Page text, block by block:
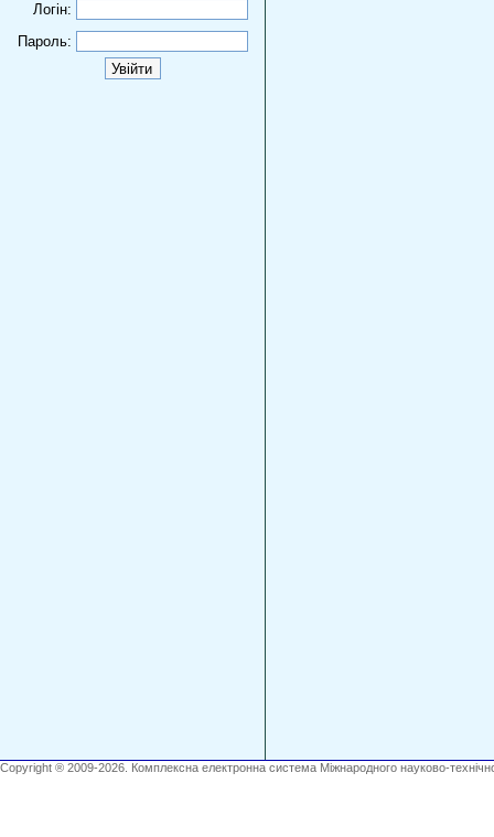
Логін:
Пароль:
Copyright ® 2009-2026. Комплексна електронна система Міжнародного науково-